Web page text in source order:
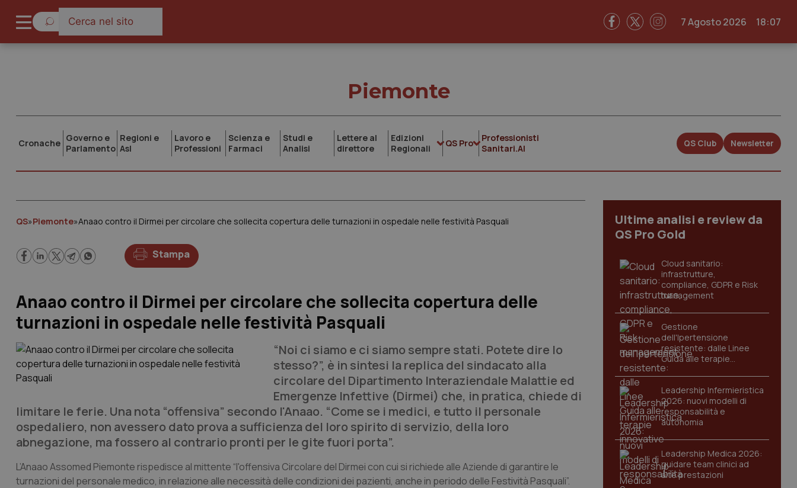
7 Agosto 2026 18:07
Piemonte
Cronache Governo e
Parlamento
Regioni e
Asl
Lavoro e
Professioni
Scienza e
Farmaci
Studi e
Analisi
Lettere al
direttore
Edizioni
Regionali
QS Pro
Professionisti
Sanitari.AI
QS Club Newsletter
QS»Piemonte»Anaao contro il Dirmei per circolare che sollecita copertura delle turnazioni in ospedale nelle festività Pasquali
Stampa
Anaao contro il Dirmei per circolare che sollecita copertura delle
turnazioni in ospedale nelle festività Pasquali
“Noi ci siamo e ci siamo sempre stati. Potete dire lo
stesso?”, è in sintesi la replica del sindacato alla
circolare del Dipartimento Interaziendale Malattie ed
Emergenze Infettive (Dirmei) che, in pratica, chiede di
limitare le ferie. Una nota “offensiva” secondo l'Anaao. “Come se i medici, e tutto il personale
ospedaliero, non avessero dato prova a sufficienza del loro spirito di servizio, della loro
abnegazione, ma fossero al contrario pronti per le gite fuori porta”.
L’Anaao Assomed Piemonte rispedisce al mittente “l'offensiva Circolare del Dirmei con cui si richiede alle Aziende di garantire le
turnazioni del personale medico, in relazione alle necessità delle condizioni dei pazienti, anche in periodo delle Festività Pasquali”.
Ultime analisi e review da
QS Pro Gold
Cloud sanitario:
infrastrutture,
compliance, GDPR e Risk
management
Gestione
dell'Ipertensione
resistente: dalle Linee
Guida alle terapie
innovative
Leadership Infermieristica
2026: nuovi modelli di
responsabilità e
autonomia
Leadership Medica 2026:
guidare team clinici ad
alte prestazioni